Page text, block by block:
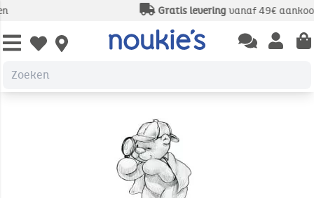
Gratis leveringvanaf 49€ aankoop
Open wishlist Open
Open